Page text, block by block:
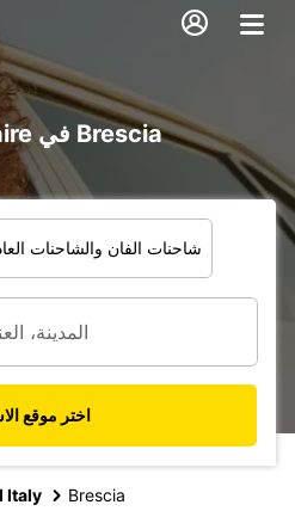
تأجير voiture و utilitaire في Brescia
شاحنات الفان والشاحنات
اختر موقع
Italy Brescia